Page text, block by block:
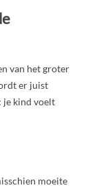
van het groter
er juist
je kind voelt
moeite